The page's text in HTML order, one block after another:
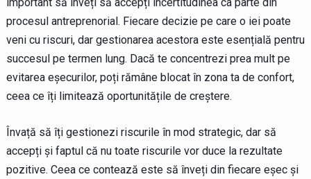
important să înveți să accepți incertitudinea ca parte din
procesul antreprenorial. Fiecare decizie pe care o iei poate
veni cu riscuri, dar gestionarea acestora este esențială pentru
succesul pe termen lung. Dacă te concentrezi prea mult pe
evitarea eșecurilor, poți rămâne blocat în zona ta de confort,
ceea ce îți limitează oportunitățile de creștere.
Învață să îți gestionezi riscurile în mod strategic, dar să
accepți și faptul că nu toate riscurile vor duce la rezultate
pozitive. Ceea ce contează este să înveți din fiecare eșec și